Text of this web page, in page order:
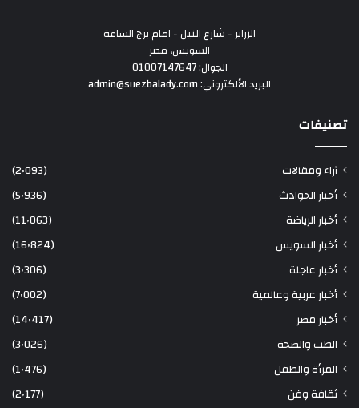
الزراير - شارع النيل - امام برج الساعة
السويس، مصر
الجوال: 01007147647
البريد الألكتروني: admin@suezbalady.com
تصنيفات
آراء ومقالات
(2٬093)
أخبار الحوادث
(5٬936)
أخبار الرياضة
(11٬063)
أخبار السويس
(16٬824)
أخبار عاجلة
(3٬306)
أخبار عربية وعالمية
(7٬002)
أخبار مصر
(14٬417)
الطب والصحة
(3٬026)
المرأة والطفل
(1٬476)
ثقافة وفن
(2٬177)